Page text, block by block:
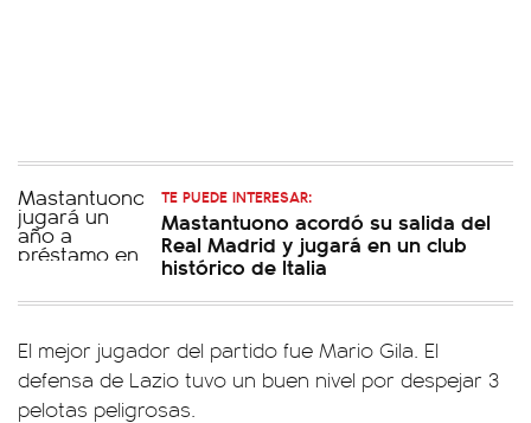
TE PUEDE INTERESAR:
Mastantuono acordó su salida del
Real Madrid y jugará en un club
histórico de Italia
El mejor jugador del partido fue Mario Gila. El
defensa de Lazio tuvo un buen nivel por despejar 3
pelotas peligrosas.